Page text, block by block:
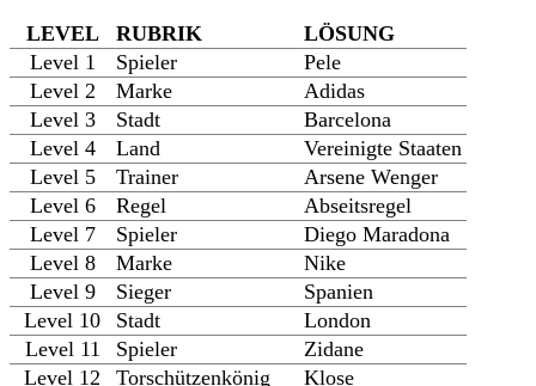
LEVEL RUBRIK
LÖSUNG
Level 1
Spieler
Pele
Level 2
Marke
Adidas
Level 3
Stadt
Barcelona
Level 4
Land
Vereinigte Staaten
Level 5
Trainer
Arsene Wenger
Level 6
Regel
Abseitsregel
Level 7
Spieler
Diego Maradona
Level 8
Marke
Nike
Level 9
Sieger
Spanien
Level 10
Stadt
London
Level 11
Spieler
Zidane
Level 12
Torschützenkönig
Klose